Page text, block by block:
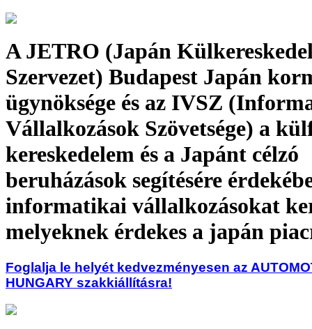
A JETRO (Japán
Szervezet) Budapest Japán
ügynöksége és az IVSZ
Vállalkozások Szövetsége) a
kereskedelem és a Japánt célzó
beruházások segítésére
informatikai vállalkozásokat
melyeknek érdekes a japán
Foglalja le helyét kedvezményesen az
HUNGARY szakkiállításra!